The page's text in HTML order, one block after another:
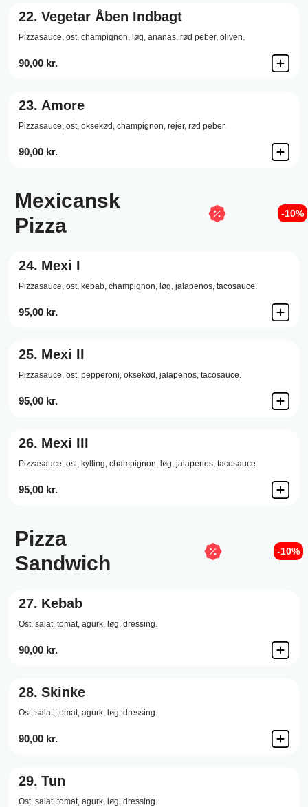
22. Vegetar Åben Indbagt
Pizzasauce, ost, champignon, løg, ananas, rød peber, oliven.
90,00 kr.
23. Amore
Pizzasauce, ost, oksekød, champignon, rejer, rød peber.
90,00 kr.
Mexicansk
Pizza
-10%
24. Mexi I
Pizzasauce, ost, kebab, champignon, løg, jalapenos, tacosauce.
95,00 kr.
25. Mexi II
Pizzasauce, ost, pepperoni, oksekød, jalapenos, tacosauce.
95,00 kr.
26. Mexi III
Pizzasauce, ost, kylling, champignon, løg, jalapenos, tacosauce.
95,00 kr.
Pizza
Sandwich
-10%
27. Kebab
Ost, salat, tomat, agurk, løg, dressing.
90,00 kr.
28. Skinke
Ost, salat, tomat, agurk, løg, dressing.
90,00 kr.
29. Tun
Ost, salat, tomat, agurk, løg, dressing.